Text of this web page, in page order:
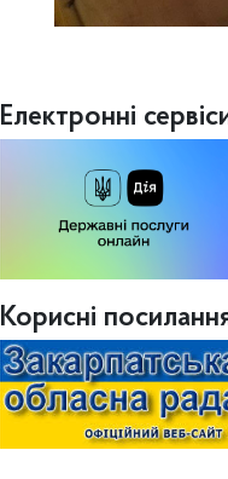
Електронні
Корисні